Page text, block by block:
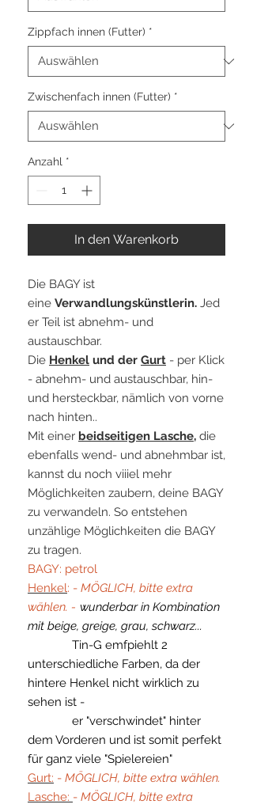
Zippfach innen (Futter) *
Zwischenfach innen (Futter) *
Anzahl *
In den Warenkorb
Die BAGY ist
eine Verwandlungskünstlerin. Jed
er Teil ist abnehm- und
austauschbar.
Die Henkel und der Gurt - per Klick
- abnehm- und austauschbar, hin-
und hersteckbar, nämlich von vorne
nach hinten..
Mit einer beidseitigen Lasche, die
ebenfalls wend- und abnehmbar ist,
kannst du noch viiiel mehr
Möglichkeiten zaubern, deine BAGY
zu verwandeln. So entstehen
unzählige Möglichkeiten die BAGY
zu tragen.
BAGY: petrol
Henkel: - MÖGLICH, bitte extra
wählen. - wunderbar in Kombination
mit beige, greige, grau, schwarz...
Tin-G emfpiehlt 2
unterschiedliche Farben, da der
hintere Henkel nicht wirklich zu
sehen ist -
er "verschwindet" hinter
dem Vorderen und ist somit perfekt
für ganz viele "Spielereien"
Gurt: - MÖGLICH, bitte extra wählen.
Lasche: - MÖGLICH, bitte extra